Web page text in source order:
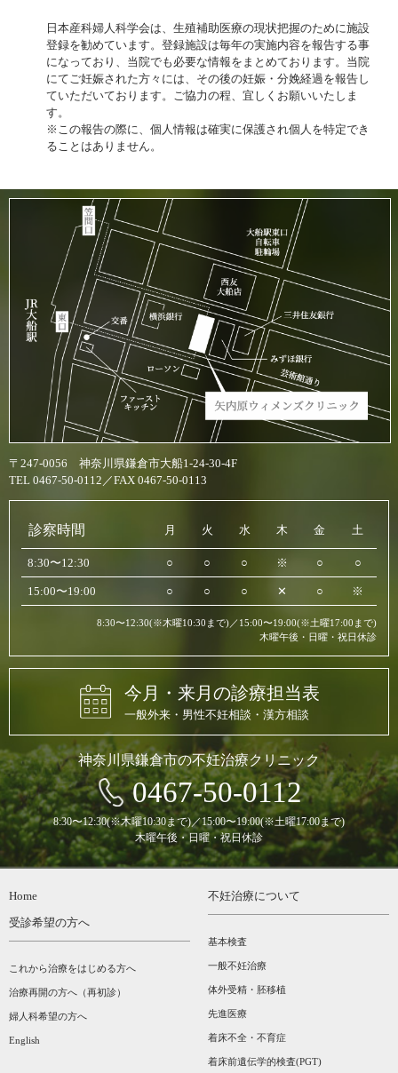
日本産科婦人科学会は、生殖補助医療の現状把握のために施設
登録を勧めています。登録施設は毎年の実施内容を報告する事
になっており、当院でも必要な情報をまとめております。当院
にてご妊娠された方々には、その後の妊娠・分娩経過を報告し
ていただいております。ご協力の程、宜しくお願いいたしま
す。
※この報告の際に、個人情報は確実に保護され個人を特定でき
ることはありません。
〒247-0056 神奈川県鎌倉市大船1-24-30-4F
TEL 0467-50-0112／FAX 0467-50-0113
診察時間 月 火 水 木 金 土
8:30〜12:30 ○ ○ ○ ※ ○ ○
15:00〜19:00 ○ ○ ○ ✕ ○ ※
8:30〜12:30(※木曜10:30まで)／15:00〜19:00(※土曜17:00まで)
木曜午後・日曜・祝日休診
今月・来月の診療担当表
一般外来・男性不妊相談・漢方相談
神奈川県鎌倉市の不妊治療クリニック
0467-50-0112
8:30〜12:30(※木曜10:30まで)／15:00〜19:00(※土曜17:00まで)
木曜午後・日曜・祝日休診
Home
受診希望の方へ
これから治療をはじめる方へ
治療再開の方へ（再初診）
婦人科希望の方へ
English
不妊治療について
基本検査
一般不妊治療
体外受精・胚移植
先進医療
着床不全・不育症
着床前遺伝学的検査(PGT)